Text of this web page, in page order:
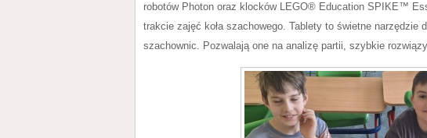
robotów Photon oraz klocków LEGO® Education SPIKE™
trakcie zajęć koła szachowego. Tablety to świetne
szachownic. Pozwalają one na analizę partii, szybkie